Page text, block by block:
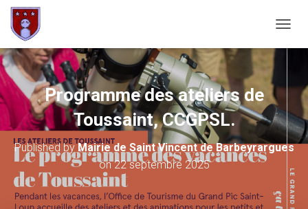
Programme des ateliers de
Toussaint, CCGPSL.
Published byMairie de Saint Vincent de Barbeyrargues
on22 septembre 2025